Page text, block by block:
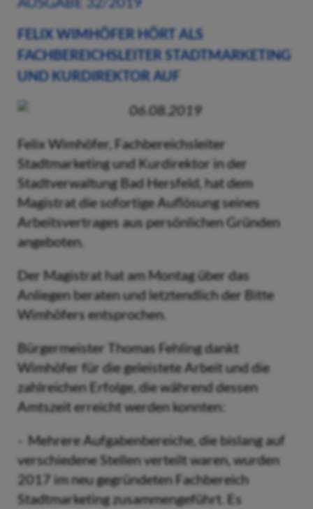
FELIX WIMHÖFER HÖRT ALS
FACHBEREICHSLEITER STADTMARKETING
UND KURDIREKTOR AUF
06.08.2019
Felix Wimhöfer, Fachbereichsleiter
Stadtmarketing und Kurdirektor in der
Stadtverwaltung Bad Hersfeld, hat dem
Magistrat die sofortige Auflösung seines
Arbeitsvertrages aus persönlichen Gründen
angeboten.
Der Magistrat hat am Montag über das
Anliegen beraten und letztendlich der Bitte
Wimhöfers entsprochen.
Bürgermeister Thomas Fehling dankt
Wimhöfer für die geleistete Arbeit und die
zahlreichen Erfolge, die während dessen
Amtszeit erreicht werden konnten:
- Mehrere Aufgabenbereiche, die bislang auf
verschiedene Stellen verteilt waren, wurden
2017 im neu gegründeten Fachbereich
Stadtmarketing zusammengeführt. Es